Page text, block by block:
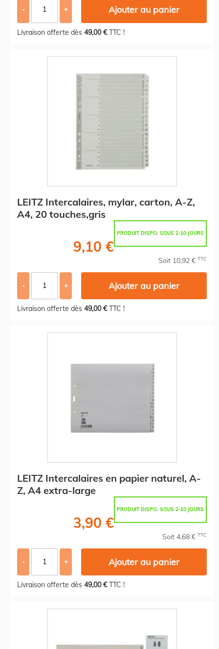
- + Ajouter au panier
Livraison offerte dès 49,00 €TTC !
LEITZ Intercalaires, mylar, carton, A-Z,
A4, 20 touches,gris
PRODUIT DISPO. SOUS 2-10 JOURS
9,10 €
Soit 10,92 € TTC
- + Ajouter au panier
Livraison offerte dès 49,00 €TTC !
LEITZ Intercalaires en papier naturel, A-
Z, A4 extra-large
PRODUIT DISPO. SOUS 2-10 JOURS
3,90 €
Soit 4,68 € TTC
- + Ajouter au panier
Livraison offerte dès 49,00 €TTC !